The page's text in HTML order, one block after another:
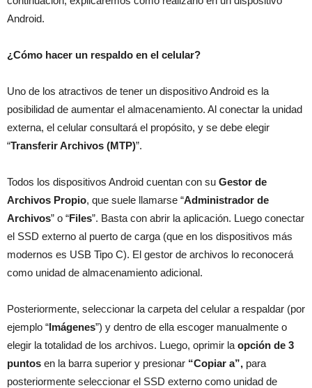
Android.
¿Cómo hacer un respaldo en el celular?
Uno de los atractivos de tener un dispositivo Android es la
posibilidad de aumentar el almacenamiento. Al conectar la unidad
externa, el celular consultará el propósito, y se debe elegir
“Transferir Archivos (MTP)”.
Todos los dispositivos Android cuentan con su Gestor de
Archivos Propio, que suele llamarse “Administrador de
Archivos” o “Files”. Basta con abrir la aplicación. Luego conectar
el SSD externo al puerto de carga (que en los dispositivos más
modernos es USB Tipo C). El gestor de archivos lo reconocerá
como unidad de almacenamiento adicional.
Posteriormente, seleccionar la carpeta del celular a respaldar (por
ejemplo “Imágenes”) y dentro de ella escoger manualmente o
elegir la totalidad de los archivos. Luego, oprimir la opción de 3
puntos en la barra superior y presionar “Copiar a”, para
posteriormente seleccionar el SSD externo como unidad de